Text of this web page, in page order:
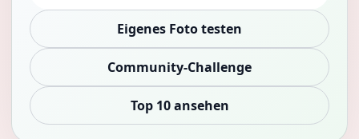
Eigenes Foto testen
Community-Challenge
Top 10 ansehen